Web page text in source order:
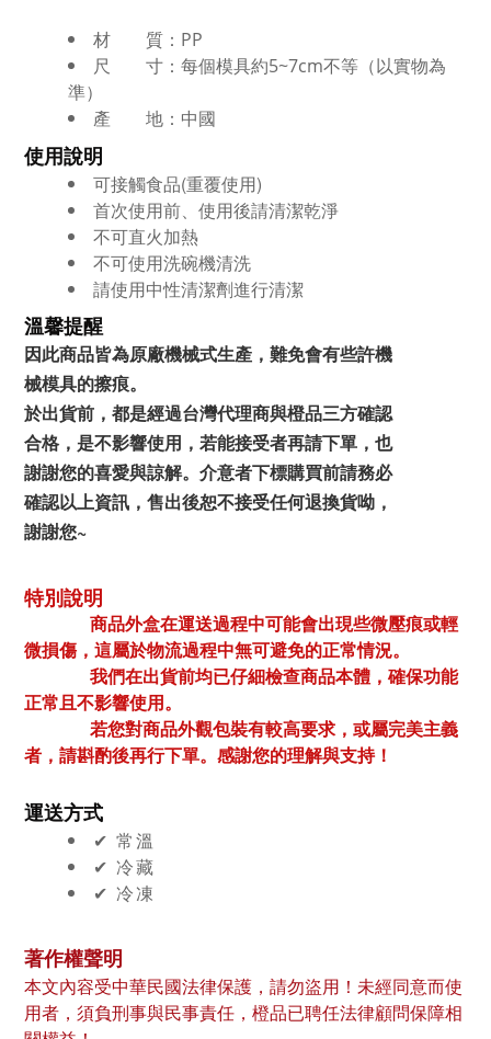
材 質：PP
尺 寸：每個模具約5~7cm不等（以實物為
準）
產 地：中國
使用說明
可接觸食品(重覆使用)
首次使用前、使用後請清潔乾淨
不可直火加熱
不可使用洗碗機清洗
請使用中性清潔劑進行清潔
溫馨提醒
因此商品皆為原廠機械式生產，難免會有些許機
械模具的擦痕。
於出貨前，都是經過台灣代理商與橙品三方確認
合格，是不影響使用，若能接受者再請下單，也
謝謝您的喜愛與諒解。 介意者下標購買前請務必
確認以上資訊，售出後恕不接受任何退換貨呦，
謝謝您~
特別說明
商品外盒在運送過程中可能會出現些微壓痕或輕
微損傷，這屬於物流過程中無可避免的正常情況。
我們在出貨前均已仔細檢查商品本體，確保功能
正常且不影響使用。
若您對商品外觀包裝有較高要求，或屬完美主義
者，請斟酌後再行下單。感謝您的理解與支持！
運送方式
✔︎ 常溫
✔︎ 冷藏
✔︎ 冷凍
著作權聲明
本文內容受中華民國法律保護，請勿盜用！未經同意而使
用者，須負刑事與民事責任，橙品已聘任法律顧問保障相